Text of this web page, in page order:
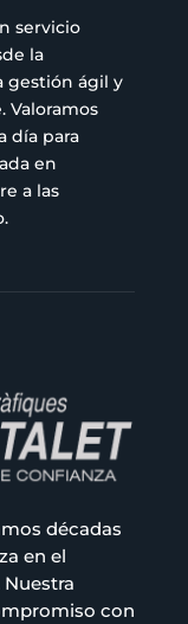
servicio
la
gestión ágil y
Valoramos
día para
en
a las
décadas
en el
con